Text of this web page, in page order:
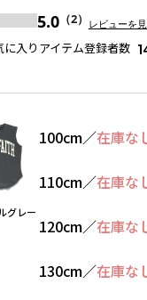
5.0（2） レビューを
に入りアイテム登録者数
グレー
100cm／在庫な
110cm／在庫な
120cm／在庫な
130cm／在庫な